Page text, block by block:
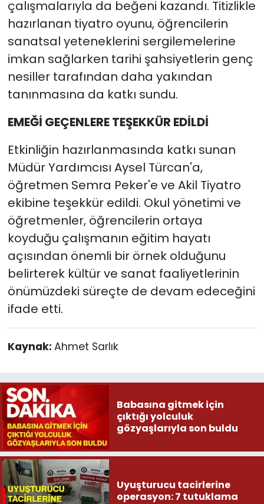
çalışmalarıyla da beğeni kazandı. Titizlikle
hazırlanan tiyatro oyunu, öğrencilerin
sanatsal yeteneklerini sergilemelerine
imkan sağlarken tarihi şahsiyetlerin genç
nesiller tarafından daha yakından
tanınmasına da katkı sundu.
EMEĞİ GEÇENLERE TEŞEKKÜR EDİLDİ
Etkinliğin hazırlanmasında katkı sunan
Müdür Yardımcısı Aysel Türcan'a,
öğretmen Semra Peker'e ve Akil Tiyatro
ekibine teşekkür edildi. Okul yönetimi ve
öğretmenler, öğrencilerin ortaya
koyduğu çalışmanın eğitim hayatı
açısından önemli bir örnek olduğunu
belirterek kültür ve sanat faaliyetlerinin
önümüzdeki süreçte de devam edeceğini
ifade etti.
Kaynak: Ahmet Sarlık
Babasına gitmek için
çıktığı yolculuk
gözyaşlarıyla son buldu
Uyuşturucu tacirlerine
operasyon: 7 tutuklama